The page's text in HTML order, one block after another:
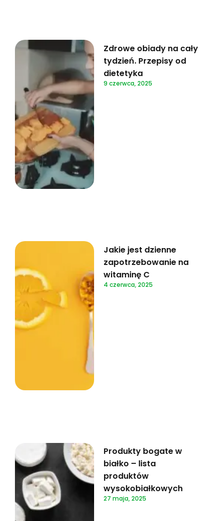
Zdrowe obiady na cały
tydzień. Przepisy od
dietetyka
9 czerwca, 2025
Jakie jest dzienne
zapotrzebowanie na
witaminę C
4 czerwca, 2025
Produkty bogate w
białko – lista
produktów
wysokobiałkowych
27 maja, 2025